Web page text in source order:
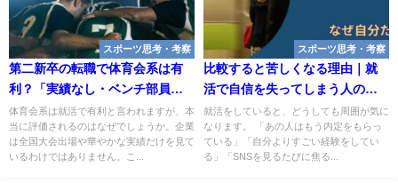
スポーツ思考・考察
第二新卒の転職で体育会系は有
利？「実績なし・ベンチ部員」
の20代が評価される理由
体育会系は就活で有利と言われますが、本
当に評価されるのはなぜでしょうか。企業
は全国大会出場や華やかな実績だけを見て
いるわけではありません。こ...
スポーツ思考・考察
比較すると苦しくなる理由｜就
活で自信を失ってしまう人の共
通点
就活をしていると、どうしても周囲が気に
なります。 「あの人はもう内定をもらっ
ている」「自分よりすごい経験をしてい
る」「SNSを見るたびに焦る...